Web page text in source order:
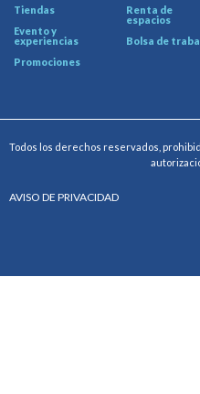
Tiendas
Evento y
experiencias
Promociones
Renta de
espacios
Bolsa de
Todos los derechos reservados,
AVISO DE PRIVACIDAD